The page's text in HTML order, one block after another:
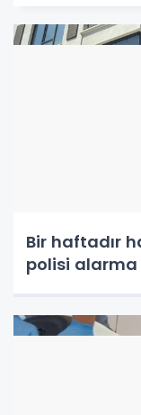
Bir haftadır
polisi